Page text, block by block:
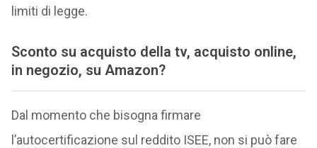
limiti di legge.
Sconto su acquisto della tv, acquisto online,
in negozio, su Amazon?
Dal momento che bisogna firmare
l’autocertificazione sul reddito ISEE, non si può fare